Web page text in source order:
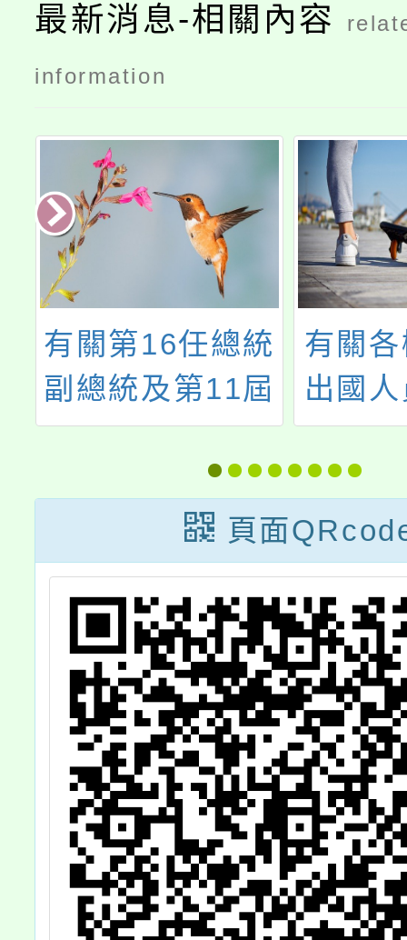
最新消息-相關內容
information
有關第16任總統
副總統及第11屆
立法委員選舉，
本區投開票所工
作人員講習日期
及研習時數一案
有關
出國
國後3
送出
頁面